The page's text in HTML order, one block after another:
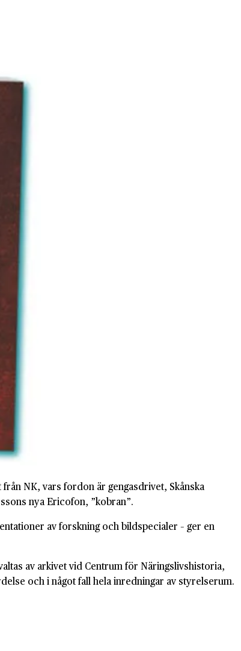
NK, vars fordon är gengasdrivet, Skånska
nya Ericofon, ”kobran”.
av forskning och bildspecialer – ger en
av arkivet vid Centrum för Näringslivshistoria,
och i något fall hela inredningar av styrelserum.